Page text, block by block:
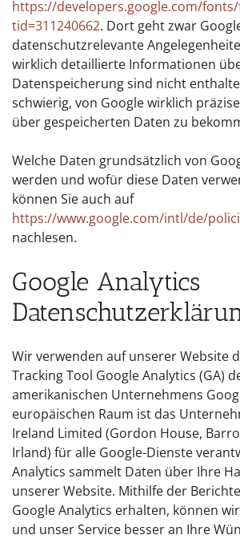
https://developers.google.com/fonts/
tid=311240662. Dort geht zwar
datenschutzrelevante
wirklich detaillierte Informationen
Datenspeicherung sind nicht
schwierig, von Google wirklich
über gespeicherten Daten zu
Welche Daten grundsätzlich von
werden und wofür diese Daten
können Sie auch auf
https://www.google.com/intl/de/
nachlesen.
Google Analytics
Wir verwenden auf unserer Website
Tracking Tool Google Analytics (GA)
amerikanischen Unternehmens
europäischen Raum ist das
Ireland Limited (Gordon House,
Irland) für alle Google-Dienste
Analytics sammelt Daten über Ihre
unserer Website. Mithilfe der
Google Analytics erhalten, können
und unser Service besser an Ihre